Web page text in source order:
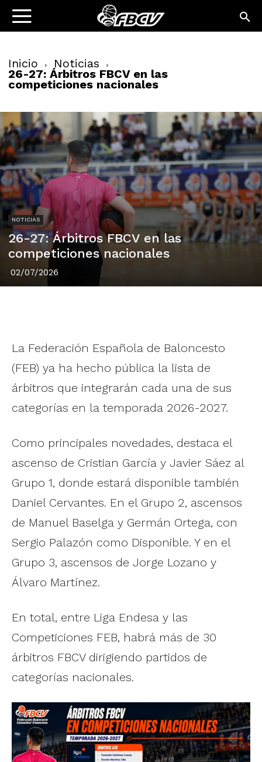
Inicio Noticias
26-27: Árbitros FBCV en las
competiciones nacionales
NOTICIAS
26-27: Árbitros FBCV en las
competiciones nacionales
02/07/2026
La Federación Española de Baloncesto
(FEB) ya ha hecho pública la lista de
árbitros que integrarán cada una de sus
categorías en la temporada 2026-2027.
Como principales novedades, destaca el
ascenso de Cristian García y Javier Sáez al
Grupo 1, donde estará disponible también
Daniel Cervantes. En el Grupo 2, ascensos
de Manuel Baselga y Germán Ortega, con
Sergio Palazón como Disponible. Y en el
Grupo 3, ascensos de Jorge Lozano y
Álvaro Martínez.
En total, entre Liga Endesa y las
Competiciones FEB, habrá más de 30
árbitros FBCV dirigiendo partidos de
categorías nacionales.